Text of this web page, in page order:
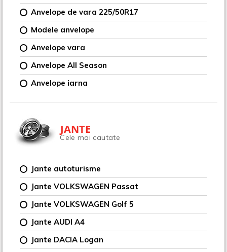
Anvelope de vara 225/50R17
Modele anvelope
Anvelope vara
Anvelope All Season
Anvelope iarna
JANTE
Cele mai cautate
Jante autoturisme
Jante VOLKSWAGEN Passat
Jante VOLKSWAGEN Golf 5
Jante AUDI A4
Jante DACIA Logan